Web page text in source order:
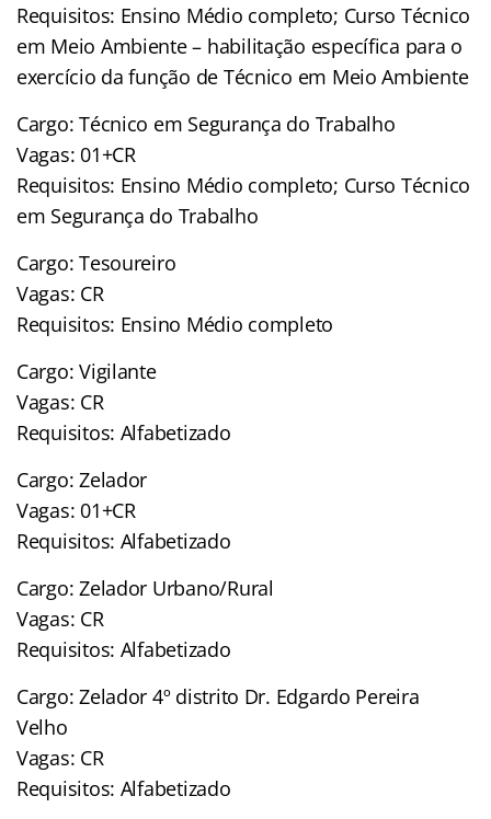
Requisitos: Ensino Médio completo; Curso Técnico
em Meio Ambiente – habilitação específica para o
exercício da função de Técnico em Meio Ambiente
Cargo: Técnico em Segurança do Trabalho
Vagas: 01+CR
Requisitos: Ensino Médio completo; Curso Técnico
em Segurança do Trabalho
Cargo: Tesoureiro
Vagas: CR
Requisitos: Ensino Médio completo
Cargo: Vigilante
Vagas: CR
Requisitos: Alfabetizado
Cargo: Zelador
Vagas: 01+CR
Requisitos: Alfabetizado
Cargo: Zelador Urbano/Rural
Vagas: CR
Requisitos: Alfabetizado
Cargo: Zelador 4º distrito Dr. Edgardo Pereira
Velho
Vagas: CR
Requisitos: Alfabetizado